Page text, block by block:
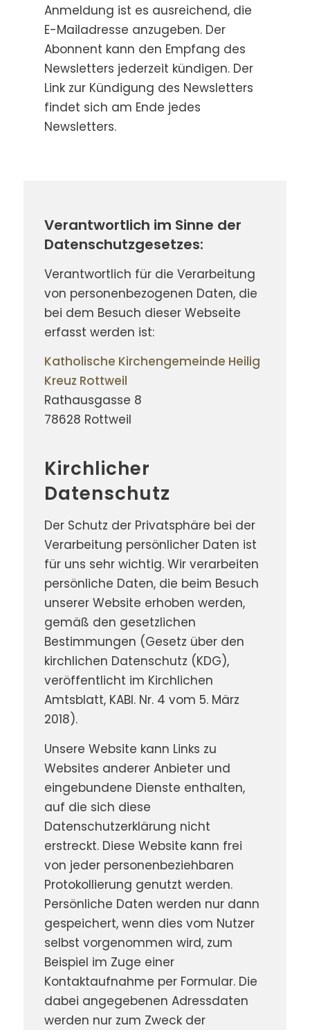
Anmeldung ist es ausreichend, die
E-Mailadresse anzugeben. Der
Abonnent kann den Empfang des
Newsletters jederzeit kündigen. Der
Link zur Kündigung des Newsletters
findet sich am Ende jedes
Newsletters.
Verantwortlich im Sinne der
Datenschutzgesetzes:
Verantwortlich für die Verarbeitung
von personenbezogenen Daten, die
bei dem Besuch dieser Webseite
erfasst werden ist:
Katholische Kirchengemeinde Heilig
Kreuz Rottweil
Rathausgasse 8
78628 Rottweil
Kirchlicher
Datenschutz
Der Schutz der Privatsphäre bei der
Verarbeitung persönlicher Daten ist
für uns sehr wichtig. Wir verarbeiten
persönliche Daten, die beim Besuch
unserer Website erhoben werden,
gemäß den gesetzlichen
Bestimmungen (Gesetz über den
kirchlichen Datenschutz (KDG),
veröffentlicht im Kirchlichen
Amtsblatt, KABl. Nr. 4 vom 5. März
2018).
Unsere Website kann Links zu
Websites anderer Anbieter und
eingebundene Dienste enthalten,
auf die sich diese
Datenschutzerklärung nicht
erstreckt. Diese Website kann frei
von jeder personenbeziehbaren
Protokollierung genutzt werden.
Persönliche Daten werden nur dann
gespeichert, wenn dies vom Nutzer
selbst vorgenommen wird, zum
Beispiel im Zuge einer
Kontaktaufnahme per Formular. Die
dabei angegebenen Adressdaten
werden nur zum Zweck der